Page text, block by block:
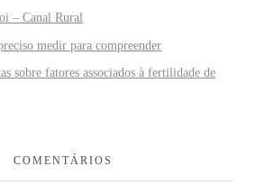
– Canal Rural
medir para compreender
sobre fatores associados à fertilidade de
COMENTÁRIOS